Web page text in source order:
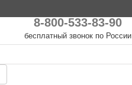
8-800-533-83-90
бесплатный звонок по России